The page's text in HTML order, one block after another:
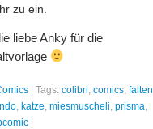
zu ein.
liebe Anky für die
Tags: colibri, comics, falten
, katze, miesmuscheli, prisma,